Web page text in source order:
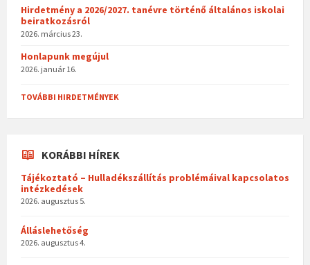
Hirdetmény a 2026/2027. tanévre történő általános iskolai
beiratkozásról
2026. március 23.
Honlapunk megújul
2026. január 16.
TOVÁBBI HIRDETMÉNYEK
KORÁBBI HÍREK
Tájékoztató – Hulladékszállítás problémáival kapcsolatos
intézkedések
2026. augusztus 5.
Álláslehetőség
2026. augusztus 4.